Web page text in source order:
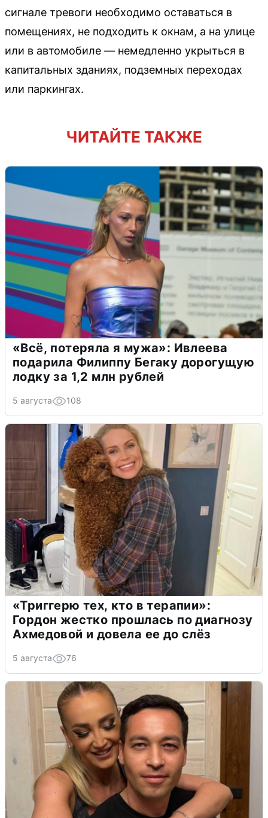
сигнале тревоги необходимо оставаться в
помещениях, не подходить к окнам, а на улице
или в автомобиле — немедленно укрыться в
капитальных зданиях, подземных переходах
или паркингах.
ЧИТАЙТЕ ТАКЖЕ
«Всё, потеряла я мужа»: Ивлеева
подарила Филиппу Бегаку дорогущую
лодку за 1,2 млн рублей
5 августа 108
«Триггерю тех, кто в терапии»:
Гордон жестко прошлась по диагнозу
Ахмедовой и довела ее до слёз
5 августа 76